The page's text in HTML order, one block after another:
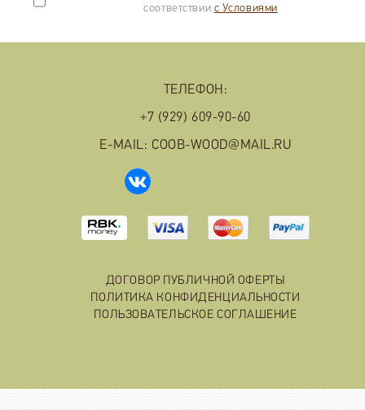
соответствии с Условиями
ТЕЛЕФОН:
+7 (929) 609-90-60
E-MAIL: COOB-WOOD@MAIL.RU
ДОГОВОР ПУБЛИЧНОЙ ОФЕРТЫ
ПОЛИТИКА КОНФИДЕНЦИАЛЬНОСТИ
ПОЛЬЗОВАТЕЛЬСКОЕ СОГЛАШЕНИЕ